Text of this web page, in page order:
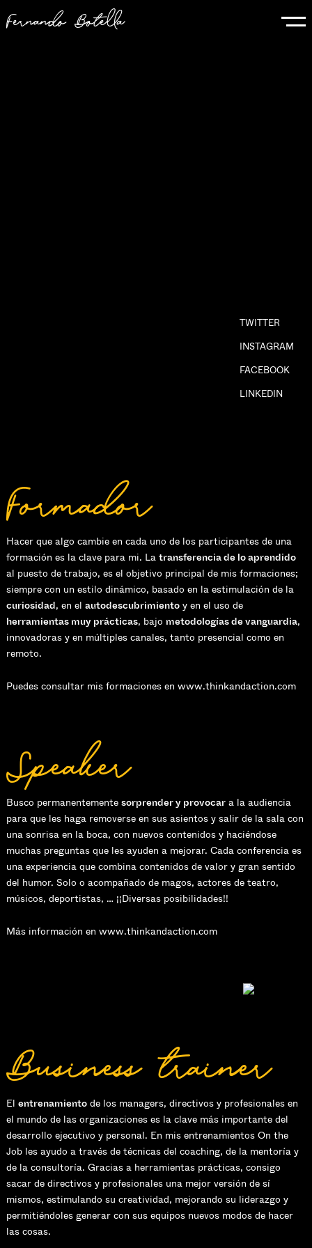
Fernando Botella
TWITTER
INSTAGRAM
FACEBOOK
LINKEDIN
Formador
Hacer que algo cambie en cada uno de los participantes de una
formación es la clave para mi. Latransferencia de lo aprendido
al puesto de trabajo, es el objetivo principal de mis formaciones;
siempre con un estilo dinámico, basado en la estimulación de la
curiosidad, en el autodescubrimientoy en el uso de
herramientas muy prácticas, bajo metodologías de vanguardia,
innovadoras y en múltiples canales, tanto presencial como en
remoto.
Puedes consultar mis formaciones en www.thinkandaction.com
Speaker
Busco permanentementesorprender y provocara la audiencia
para que les haga removerse en sus asientos y salir de la sala con
una sonrisa en la boca, con nuevos contenidos y haciéndose
muchas preguntas que les ayuden a mejorar. Cada conferencia es
una experiencia que combina contenidos de valor y gran sentido
del humor. Solo o acompañado de magos, actores de teatro,
músicos, deportistas, … ¡¡Diversas posibilidades!!
Más información en www.thinkandaction.com
Business trainer
El entrenamientode los managers, directivos y profesionales en
el mundo de las organizaciones es la clave más importante del
desarrollo ejecutivo y personal. En mis entrenamientos On the
Job les ayudo a través de técnicas del coaching, de la mentoría y
de la consultoría. Gracias a herramientas prácticas, consigo
sacar de directivos y profesionales una mejor versión de sí
mismos, estimulando su creatividad, mejorando su liderazgo y
permitiéndoles generar con sus equipos nuevos modos de hacer
las cosas.